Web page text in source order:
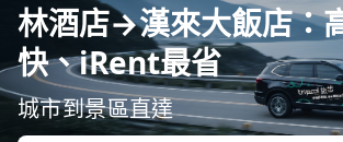
林酒店→漢來大飯店：
快、iRent最省
城市到景區直達